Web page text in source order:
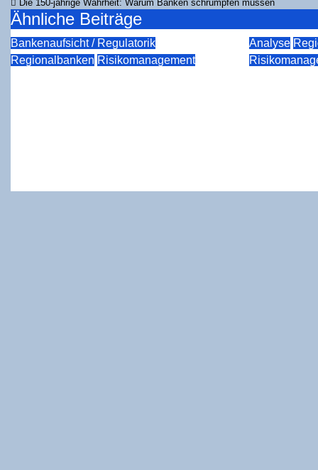
Die 150-jäh­ri­ge Wahr­heit: War­um Ban­ken schrump­fen müssen
Ähnliche Beiträge
Bankenaufsicht / Regulatorik
Regionalbanken Risikomanagement
Analyse